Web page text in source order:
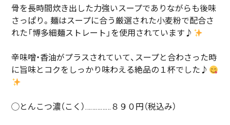
骨を長時間炊き出した力強いスープでありながらも後味
さっぱり。麺はスープに合う厳選された小麦粉で配合さ
れた「博多細麺ストレート」を使用されています♪
辛味噌・香油がプラスされていて、スープと合わさった時
に旨味とコクをしっかり味わえる絶品の１杯でした♪
◯とんこつ濃（こく）……………８９０円（税込み）